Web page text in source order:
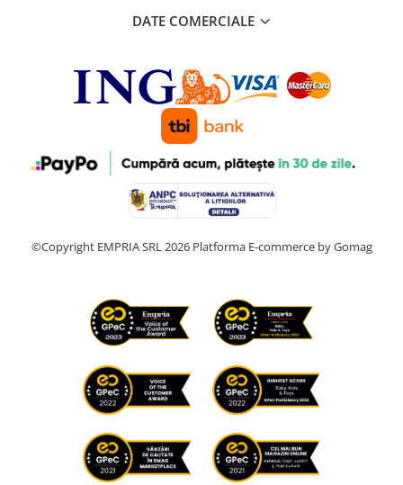
DATE COMERCIALE
©Copyright EMPRIA SRL 2026 Platforma E-commerce by Gomag